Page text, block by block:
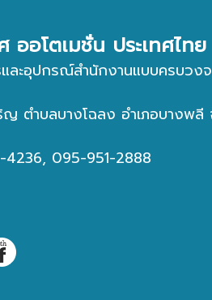
อโตเมชั่น ประเทศไทย
และอุปกรณ์สำนักงานแบบครบวง
ตำบลบางโฉลง อำเภอบางพ
4236, 095-951-2888